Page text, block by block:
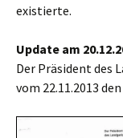
existierte.
Update am
Der Präsident des
vom 22.11.2013